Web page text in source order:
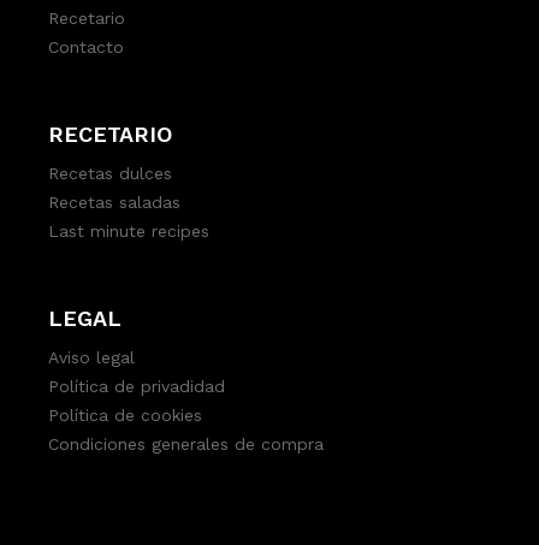
Recetario
Contacto
RECETARIO
Recetas dulces
Recetas saladas
Last minute recipes
LEGAL
Aviso legal
Política de privadidad
Política de cookies
Condiciones generales de compra